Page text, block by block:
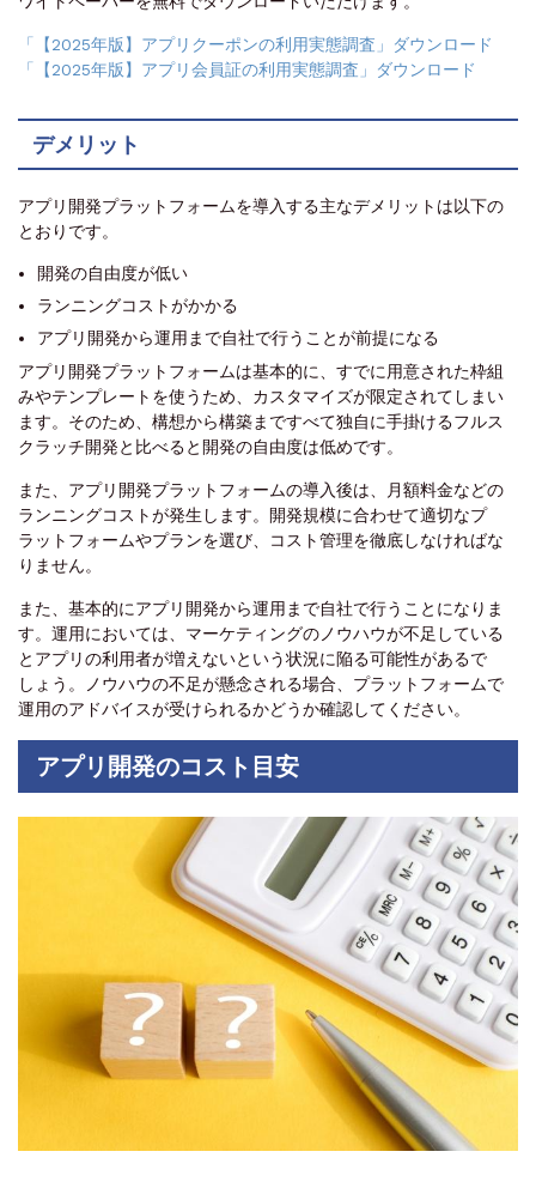
「【2025年版】アプリクーポンの利用実態調査」ダウンロード
「【2025年版】アプリ会員証の利用実態調査」ダウンロード
デメリット
アプリ開発プラットフォームを導入する主なデメリットは以下の
とおりです。
開発の自由度が低い
ランニングコストがかかる
アプリ開発から運用まで自社で行うことが前提になる
アプリ開発プラットフォームは基本的に、すでに用意された枠組
みやテンプレートを使うため、カスタマイズが限定されてしまい
ます。そのため、構想から構築まですべて独自に手掛けるフルス
クラッチ開発と比べると開発の自由度は低めです。
また、アプリ開発プラットフォームの導入後は、月額料金などの
ランニングコストが発生します。開発規模に合わせて適切なプ
ラットフォームやプランを選び、コスト管理を徹底しなければな
りません。
また、基本的にアプリ開発から運用まで自社で行うことになりま
す。運用においては、マーケティングのノウハウが不足している
とアプリの利用者が増えないという状況に陥る可能性があるで
しょう。ノウハウの不足が懸念される場合、プラットフォームで
運用のアドバイスが受けられるかどうか確認してください。
アプリ開発のコスト目安